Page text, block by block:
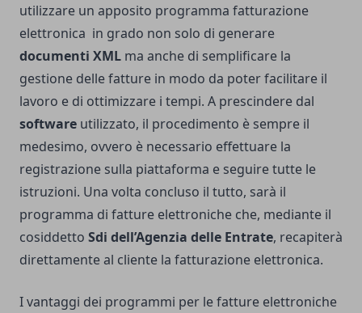
utilizzare un apposito programma fatturazione
elettronica in grado non solo di generare
documenti XML ma anche di semplificare la
gestione delle fatture in modo da poter facilitare il
lavoro e di ottimizzare i tempi. A prescindere dal
software utilizzato, il procedimento è sempre il
medesimo, ovvero è necessario effettuare la
registrazione sulla piattaforma e seguire tutte le
istruzioni. Una volta concluso il tutto, sarà il
programma di fatture elettroniche che, mediante il
cosiddetto Sdi dell’Agenzia delle Entrate, recapiterà
direttamente al cliente la fatturazione elettronica.
I vantaggi dei programmi per le fatture elettroniche